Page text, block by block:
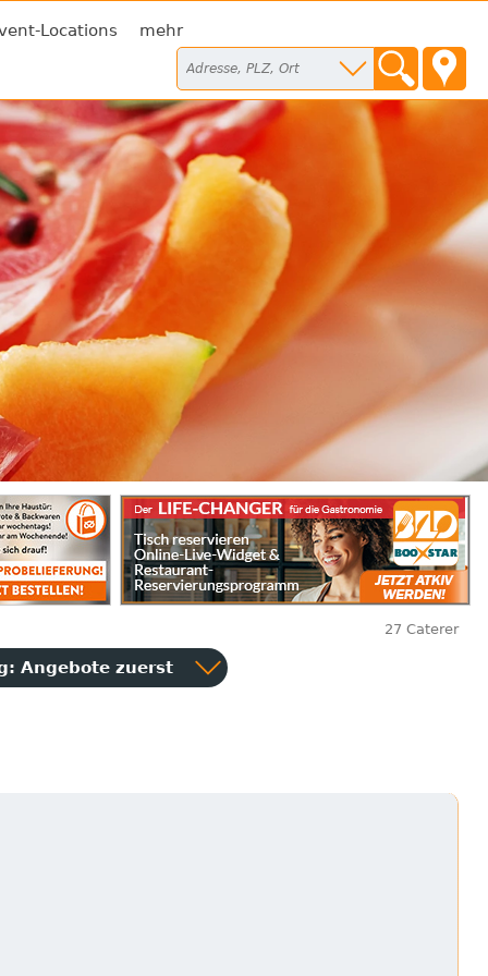
Locations mehr
27 Caterer
Angebote zuerst